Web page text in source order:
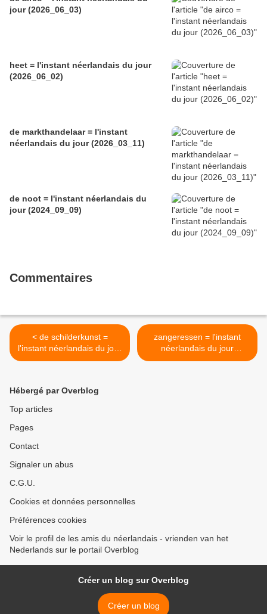
jour (2026_06_03)
heet = l'instant néerlandais du jour
(2026_06_02)
de markthandelaar = l'instant
néerlandais du jour (2026_03_11)
de noot = l'instant néerlandais du
jour (2024_09_09)
Commentaires
< de schilderkunst =
l'instant néerlandais du jour
(2024_06_04)
zangeressen = l'instant
néerlandais du jour
(2024_06_06) >
Hébergé par Overblog
Top articles
Pages
Contact
Signaler un abus
C.G.U.
Cookies et données personnelles
Préférences cookies
Voir le profil de les amis du néerlandais - vrienden van het
Nederlands sur le portail Overblog
Créer un blog sur Overblog
Créer un blog